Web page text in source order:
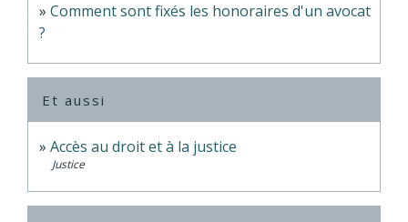
Comment sont fixés les honoraires d'un avocat
?
Et aussi
Accès au droit et à la justice
Justice